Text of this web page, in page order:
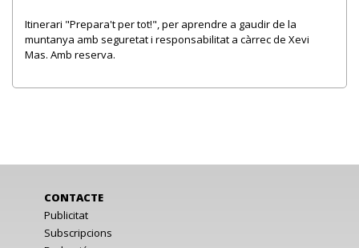
Itinerari "Prepara't per tot!", per aprendre a gaudir de la
muntanya amb seguretat i responsabilitat a càrrec de Xevi
Mas. Amb reserva.
CONTACTE
Publicitat
Subscripcions